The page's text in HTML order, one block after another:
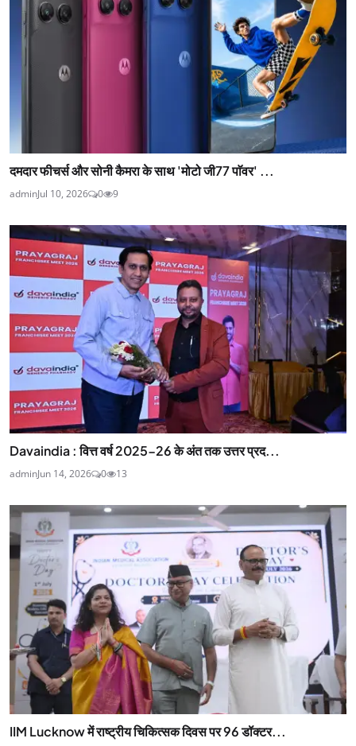
दमदार फीचर्स और सोनी कैमरा के साथ 'मोटो जी77 पाॅवर' ...
adminJul 10, 2026 0 9
Davaindia : वित्त वर्ष 2025-26 के अंत तक उत्तर प्रद...
adminJun 14, 2026 0 13
IIM Lucknow में राष्ट्रीय चिकित्सक दिवस पर 96 डॉक्टर...